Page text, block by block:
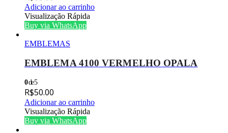
Adicionar ao carrinho
Visualização Rápida
Buy via WhatsApp
EMBLEMAS
EMBLEMA 4100 VERMELHO OPALA
0de 5
R$50.00
Adicionar ao carrinho
Visualização Rápida
Buy via WhatsApp